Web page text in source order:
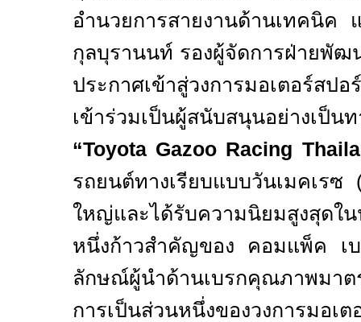
อำนวยการสายงานด้านเทคนิ
กุลบุรานนท์ รองผู้จัดการฝ่ายพั
ประกาศเข้าสู่วงการมอเตอร์สป
เข้าร่วมเป็นผู้สนับสนุนอย่างเป็น
“Toyota Gazoo Racing
รถยนต์ทางเรียบแบบวันเมคเรซ
ใหญ่และได้รับความนิยมสูงสุดใ
หนึ่งก้าวสำคัญของ คอมแพ็ค เ
ลักษณ์ผู้นำด้านเบรกคุณภาพมา
การเป็นส่วนหนึ่งของวงการมอเ